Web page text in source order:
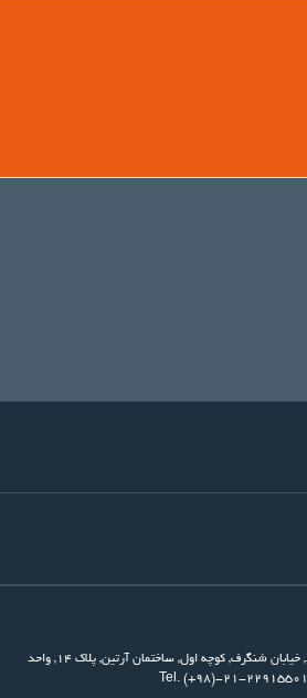
میرداماد, خیابان شنگرف, کوچه اول, ساختمان آرتین, پلاک ۱۴, واحد
Tel. (+98)-21-22915501